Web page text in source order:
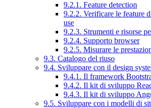
9.2.1. Feature detection
9.2.2. Verificare le feature
use
9.2.3. Strumenti e risorse
9.2.4. Supporto browser
9.2.5. Misurare le
9.3. Catalogo del riuso
9.4. Sviluppare con il design
9.4.1. Il framework
9.4.2. Il kit di sviluppo
9.4.3. Il kit di sviluppo
9.5. Sviluppare con i modelli di